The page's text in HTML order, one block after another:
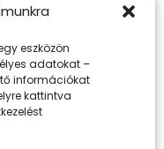
eszközön
adatokat –
információkat
kattintva